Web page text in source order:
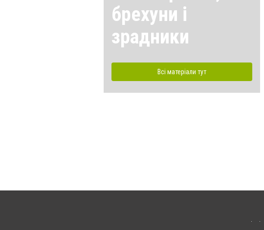
брехуни і
зрадники
Всі матеріали тут